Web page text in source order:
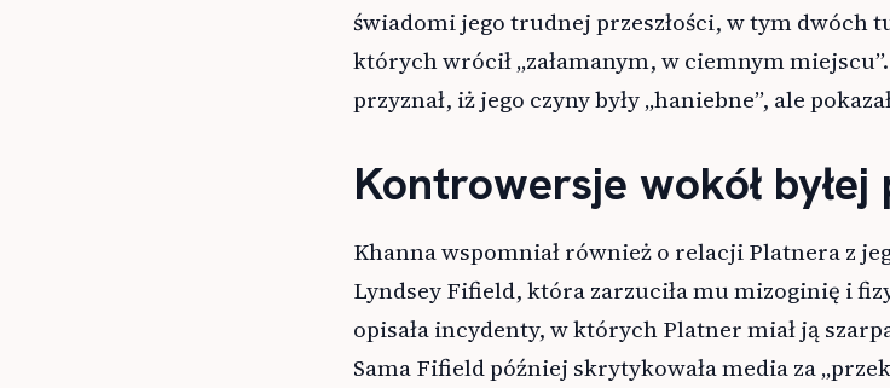
świadomi jego trudnej przeszłości, w tym dwóch
których wrócił „załamanym, w ciemnym
przyznał, iż jego czyny były „haniebne”, ale
Kontrowersje wokół
Khanna wspomniał również o relacji Platnera z
Lyndsey Fifield, która zarzuciła mu mizoginię i
opisała incydenty, w których Platner miał ją
Sama Fifield później skrytykowała media za